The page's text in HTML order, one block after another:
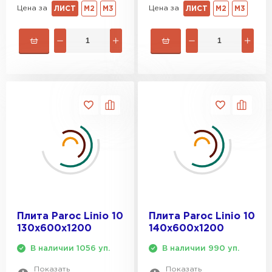
Цена за ЛИСТ М2 М3 Цена за ЛИСТ М2 М3
Плита Paroc Linio 10
130х600х1200
В наличии 1056 уп.
Показать
Плита Paroc Linio 10
140х600х1200
В наличии 990 уп.
Показать
Гипсокартон